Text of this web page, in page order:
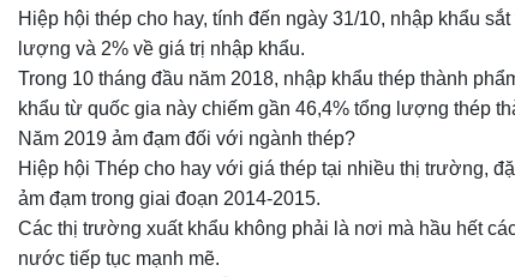
Hiệp hội thép cho hay, tính đến ngày 31/10, nhập khẩu
lượng và 2% về giá trị nhập khẩu.
Trong 10 tháng đầu năm 2018, nhập khẩu thép thành
khẩu từ quốc gia này chiếm gần 46,4% tổng lượng thép
Năm 2019 ảm đạm đối với ngành thép?
Hiệp hội Thép cho hay với giá thép tại nhiều thị trường,
ảm đạm trong giai đoạn 2014-2015.
Các thị trường xuất khẩu không phải là nơi mà hầu hết
nước tiếp tục mạnh mẽ.